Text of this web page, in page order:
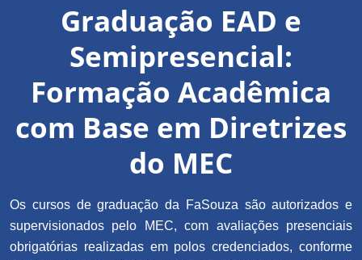
Graduação EAD e
Semipresencial:
Formação Acadêmica
com Base em Diretrizes
do MEC
Os cursos de graduação da FaSouza são autorizados e
supervisionados pelo MEC, com avaliações presenciais
obrigatórias realizadas em polos credenciados, conforme